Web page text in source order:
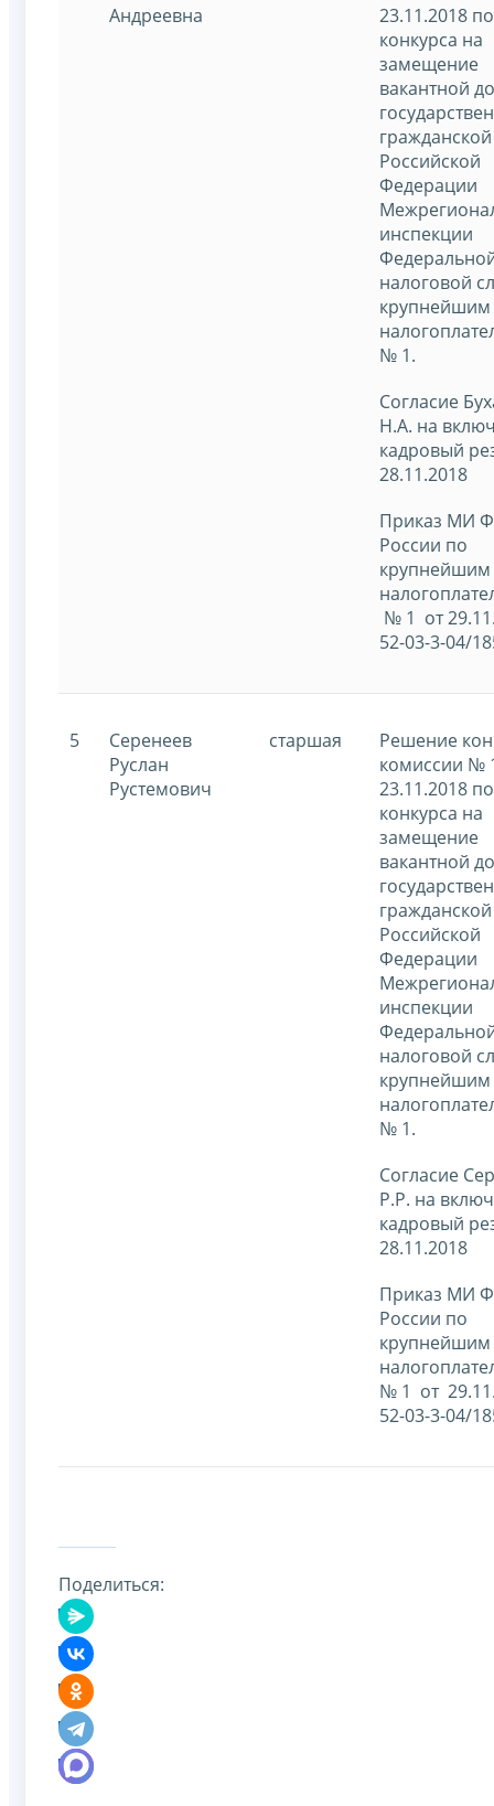
Андреевна
23.11.2018
конкурса на
замещение
вакантной
Российской
Федерации
инспекции
налоговой
крупнейшим
№ 1.
Согласие
Н.А. на
кадровый
28.11.2018
Приказ МИ
России по
крупнейшим
№ 1 от
52-03-3-04/
5
Серенеев
Руслан
Рустемович
старшая
Решение
комиссии №
23.11.2018
конкурса на
замещение
вакантной
Российской
Федерации
инспекции
налоговой
крупнейшим
№ 1.
Согласие
Р.Р. на
кадровый
28.11.2018
Приказ МИ
России по
крупнейшим
№ 1 от
52-03-3-04/
Поделиться: